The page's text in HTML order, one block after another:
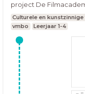
project De
van filmhuis LUX en
dit project zijn
zetten zijn voor het
het lesplan
meerdere
Culturele en
vmbo
Leerjaar 1-4